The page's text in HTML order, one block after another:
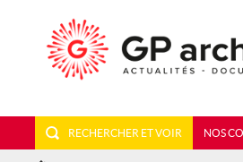
RECHERCHER ET VOIR NOS